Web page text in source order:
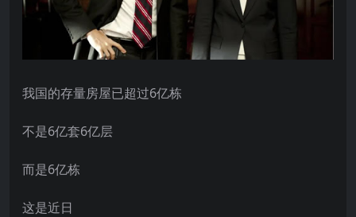
我国的存量房屋已超过6亿栋
不是6亿套6亿层
而是6亿栋
这是近日